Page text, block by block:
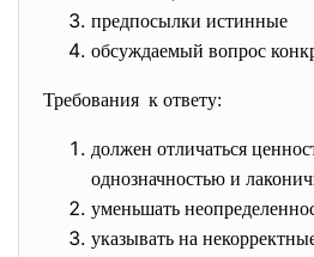
предпосылки истинные
обсуждаемый вопрос
Требования к ответу:
должен отличаться
однозначностью и
уменьшать
указывать на